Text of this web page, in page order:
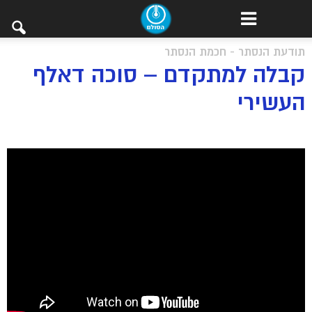
תודעת הנסתר - חכמת הנסתר
קבלה למתקדם – סוכה דאלף
העשירי